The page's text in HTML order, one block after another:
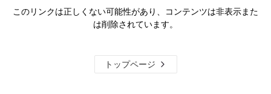
このリンクは正しくない可能性があり、コンテンツは非表示また
は削除されています。
トップページ